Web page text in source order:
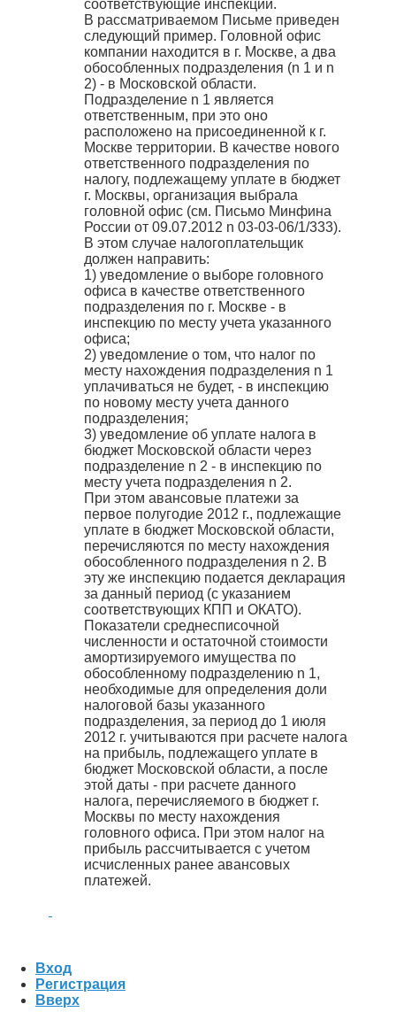
соответствующие инспекции.
В рассматриваемом Письме приведен
следующий пример. Головной офис
компании находится в г. Москве, а два
обособленных подразделения (n 1 и n
2) - в Московской области.
Подразделение n 1 является
ответственным, при это оно
расположено на присоединенной к г.
Москве территории. В качестве нового
ответственного подразделения по
налогу, подлежащему уплате в бюджет
г. Москвы, организация выбрала
головной офис (см. Письмо Минфина
России от 09.07.2012 n 03-03-06/1/333).
В этом случае налогоплательщик
должен направить:
1) уведомление о выборе головного
офиса в качестве ответственного
подразделения по г. Москве - в
инспекцию по месту учета указанного
офиса;
2) уведомление о том, что налог по
месту нахождения подразделения n 1
уплачиваться не будет, - в инспекцию
по новому месту учета данного
подразделения;
3) уведомление об уплате налога в
бюджет Московской области через
подразделение n 2 - в инспекцию по
месту учета подразделения n 2.
При этом авансовые платежи за
первое полугодие 2012 г., подлежащие
уплате в бюджет Московской области,
перечисляются по месту нахождения
обособленного подразделения n 2. В
эту же инспекцию подается декларация
за данный период (с указанием
соответствующих КПП и ОКАТО).
Показатели среднесписочной
численности и остаточной стоимости
амортизируемого имущества по
обособленному подразделению n 1,
необходимые для определения доли
налоговой базы указанного
подразделения, за период до 1 июля
2012 г. учитываются при расчете налога
на прибыль, подлежащего уплате в
бюджет Московской области, а после
этой даты - при расчете данного
налога, перечисляемого в бюджет г.
Москвы по месту нахождения
головного офиса. При этом налог на
прибыль рассчитывается с учетом
исчисленных ранее авансовых
платежей.
Вход
Регистрация
Вверх